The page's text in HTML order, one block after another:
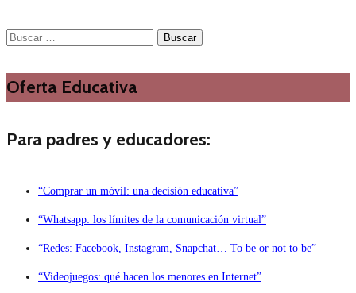
Buscar:
Oferta Educativa
Para padres y educadores:
“Comprar un móvil: una decisión educativa”
“Whatsapp: los límites de la comunicación virtual”
“Redes: Facebook, Instagram, Snapchat… To be or not to be”
“Videojuegos: qué hacen los menores en Internet”